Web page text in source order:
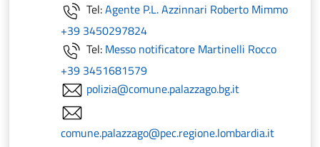
Tel:Agente P.L. Azzinnari Roberto Mimmo
+39 3450297824
Tel: Messo notificatore Martinelli Rocco
+39 3451681579
polizia@comune.palazzago.bg.it
comune.palazzago@pec.regione.lombardia.it